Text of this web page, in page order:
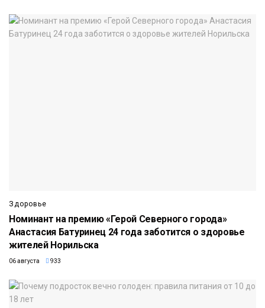
Здоровье
Номинант на премию «Герой Северного города»
Анастасия Батуринец 24 года заботится о здоровье
жителей Норильска
06 августа 933